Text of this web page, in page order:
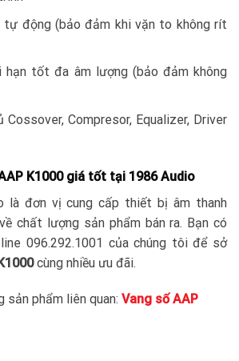
động (bảo đảm khi vặn to không rít
hạn tốt đa âm lượng (bảo đảm không
Compresor, Equalizer, Driver
K1000 giá tốt tại 1986 Audio
là đơn vị cung cấp thiết bị âm thanh
chất lượng sản phẩm bán ra. Bạn có
096.292.1001 của chúng tôi để sở
cùng nhiều ưu đãi.
phẩm liên quan: Vang số AAP